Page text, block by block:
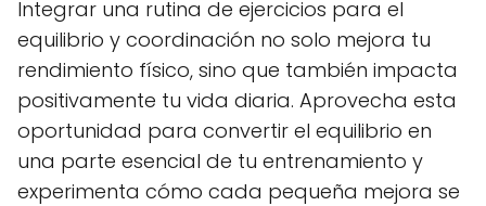
Integrar una rutina de ejercicios para el
equilibrio y coordinación no solo mejora tu
rendimiento físico, sino que también impacta
positivamente tu vida diaria. Aprovecha esta
oportunidad para convertir el equilibrio en
una parte esencial de tu entrenamiento y
experimenta cómo cada pequeña mejora se